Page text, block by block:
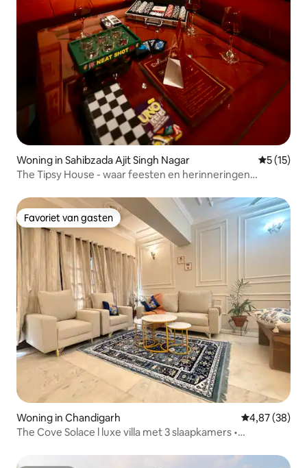
Woning in Sahibzada Ajit Singh Nagar
5 (15)
The Tipsy House - waar feesten en herinneringen
Favoriet van gasten
Favoriet van gasten
Woning in Chandigarh Gemiddelde
4,87 (38)
The Cove Solace l luxe villa met 3 slaapkamers •